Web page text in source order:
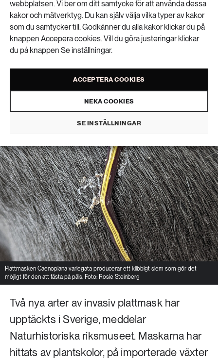
webbplatsen. Vi ber om ditt samtycke för att använda dessa
kakor och mätverktyg. Du kan själv välja vilka typer av kakor
som du samtycker till. Godkänner du alla kakor klickar du på
knappen Accepera cookies. Vill du göra justeringar klickar
du på knappen Se inställningar.
ACCEPTERA COOKIES
NEKA COOKIES
SE INSTÄLLNINGAR
Två nya arter av
plattmask hittade
PUBLICERAD 1 JULI 2026
Plattmasken Caenoplana variegata producerar ett klibbigt slem som gör det
möjligt för den att fästa på päls. Foto: Rosie Steinberg
Två nya arter av invasiv plattmask har
upptäckts i Sverige, meddelar
Naturhistoriska riksmuseet. Maskarna har
hittats av plantskolor, på importerade växter